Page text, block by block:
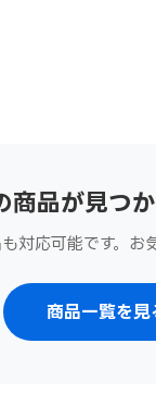
商品が見つ
対応可能です。
商品一覧を見